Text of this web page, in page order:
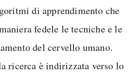
di apprendimento che
fedele le tecniche e le
del cervello umano.
ricerca è indirizzata verso lo